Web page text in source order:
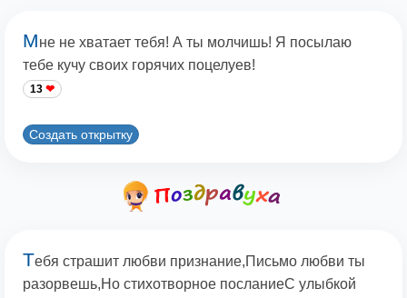
Мне не хватает тебя! А ты молчишь! Я посылаю
тебе кучу своих горячих поцелуев!
13
Создать открытку
Тебя страшит любви признание,Письмо любви ты
разорвешь,Но стихотворное посланиеС улыбкой